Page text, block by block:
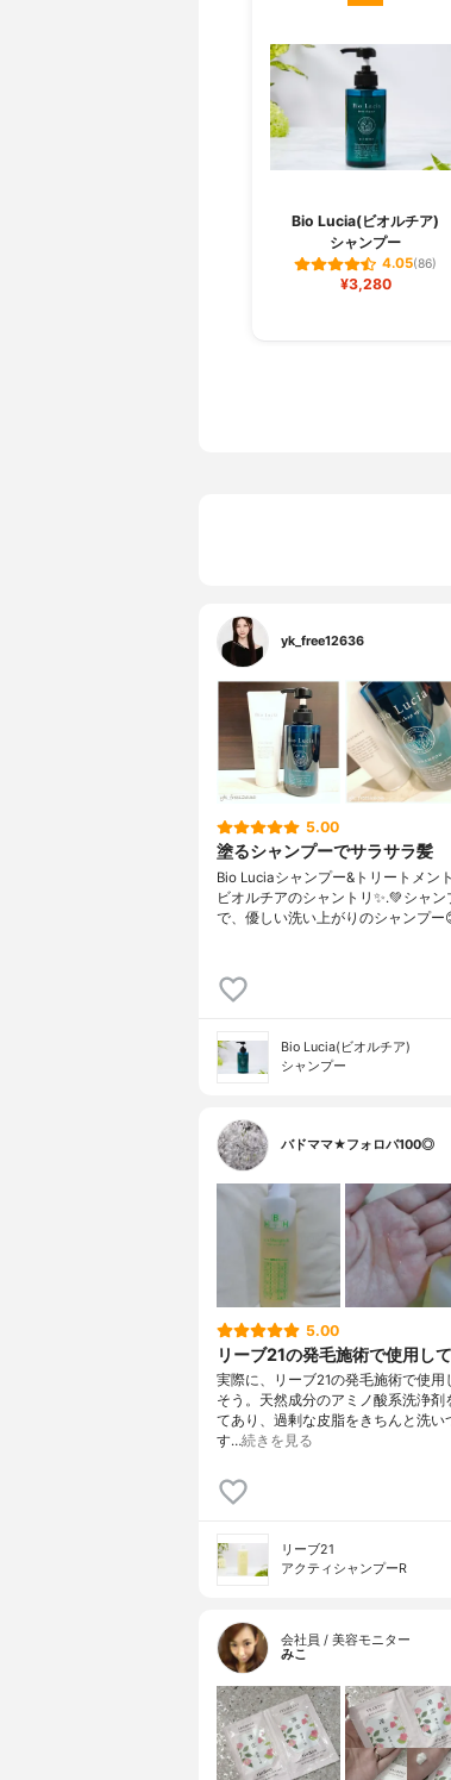
Bio Lucia(ビオルチア)
シャンプー
4.05(86)
¥3,280
yk_free12636
5.00
塗るシャンプーでサラサラ髪
Bio Luciaシャンプー&トリートメン
ビオルチアのシャントリ✨⁡.💚シャ
で、優しい洗い上がりのシャンプ
Bio Lucia(ビオルチア)
シャンプー
バドママ★フォロバ100◎
5.00
リーブ21の発毛施術で使用し
実際に、リーブ21の発毛施術で使
そう。天然成分のアミノ酸系洗浄剤
てあり、過剰な皮脂をきちんと洗い
す…続きを見る
リーブ21
アクティシャンプーR
会社員 / 美容モニター
みこ